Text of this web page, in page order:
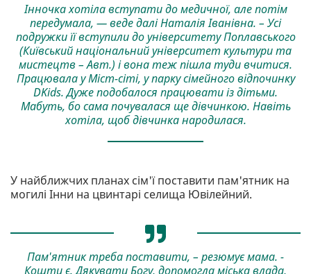
Інночка хотіла вступати до медичної, але потім
передумала, — веде далі Наталія Іванівна. – Усі
подружки її вступили до університету Поплавського
(Київський національний університет культури та
мистецтв – Авт.) і вона теж пішла туди вчитися.
Працювала у Міст-сіті, у парку сімейного відпочинку
DKids. Дуже подобалося працювати із дітьми.
Мабуть, бо сама почувалася ще дівчинкою. Навіть
хотіла, щоб дівчинка народилася.
У найближчих планах сім'ї поставити пам'ятник на
могилі Інни на цвинтарі селища Ювілейний.
Пам'ятник треба поставити, – резюмує мама. -
Кошти є. Дякувати Богу, допомогла міська влада,